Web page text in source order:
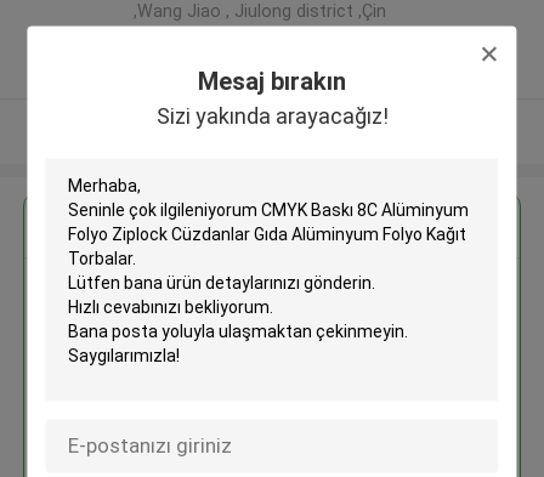
Mesaj bırakın
Sizi yakında arayacağız!
,Wang Jiao , Jiulong district ,Çin
Onaylı tedarikçi
Daha fazla göster
En İyi Fiyatı Alın
CMYK Baskı 8C Alüminyum Folyo
Ziplock Cüzdanlar Gıda